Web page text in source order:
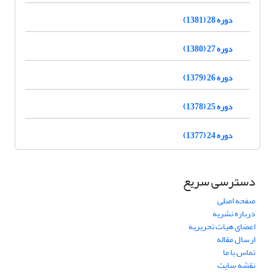
دوره 28 (1381)
دوره 27 (1380)
دوره 26 (1379)
دوره 25 (1378)
دوره 24 (1377)
دسترسی سریع
صفحه اصلی
درباره نشریه
اعضای هیات تحریریه
ارسال مقاله
تماس با ما
نقشه سایت